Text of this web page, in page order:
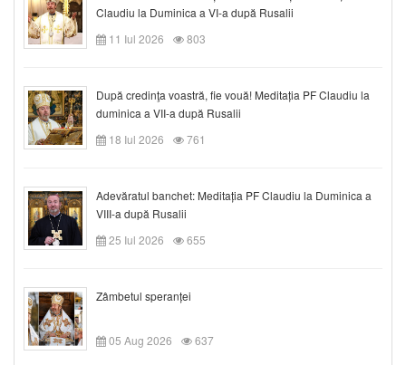
Claudiu la Duminica a VI-a după Rusalii
11 Iul 2026
803
După credinţa voastră, fie vouă! Meditația PF Claudiu la
duminica a VII-a după Rusalii
18 Iul 2026
761
Adevăratul banchet: Meditația PF Claudiu la Duminica a
VIII-a după Rusalii
25 Iul 2026
655
Zâmbetul speranței
05 Aug 2026 637